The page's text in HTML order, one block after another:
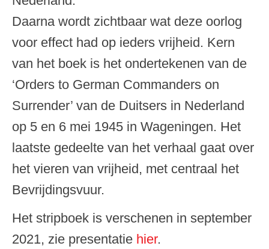
Daarna wordt zichtbaar wat deze oorlog
voor effect had op ieders vrijheid. Kern
van het boek is het ondertekenen van de
‘Orders to German Commanders on
Surrender’ van de Duitsers in Nederland
op 5 en 6 mei 1945 in Wageningen. Het
laatste gedeelte van het verhaal gaat over
het vieren van vrijheid, met centraal het
Bevrijdingsvuur.
Het stripboek is verschenen in september
2021, zie presentatie hier.